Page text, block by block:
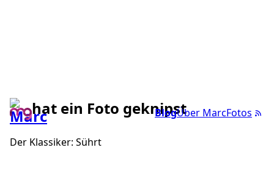
BlogÜber MarcFotos
hat ein Foto geknipst
Der Klassiker: Sührt